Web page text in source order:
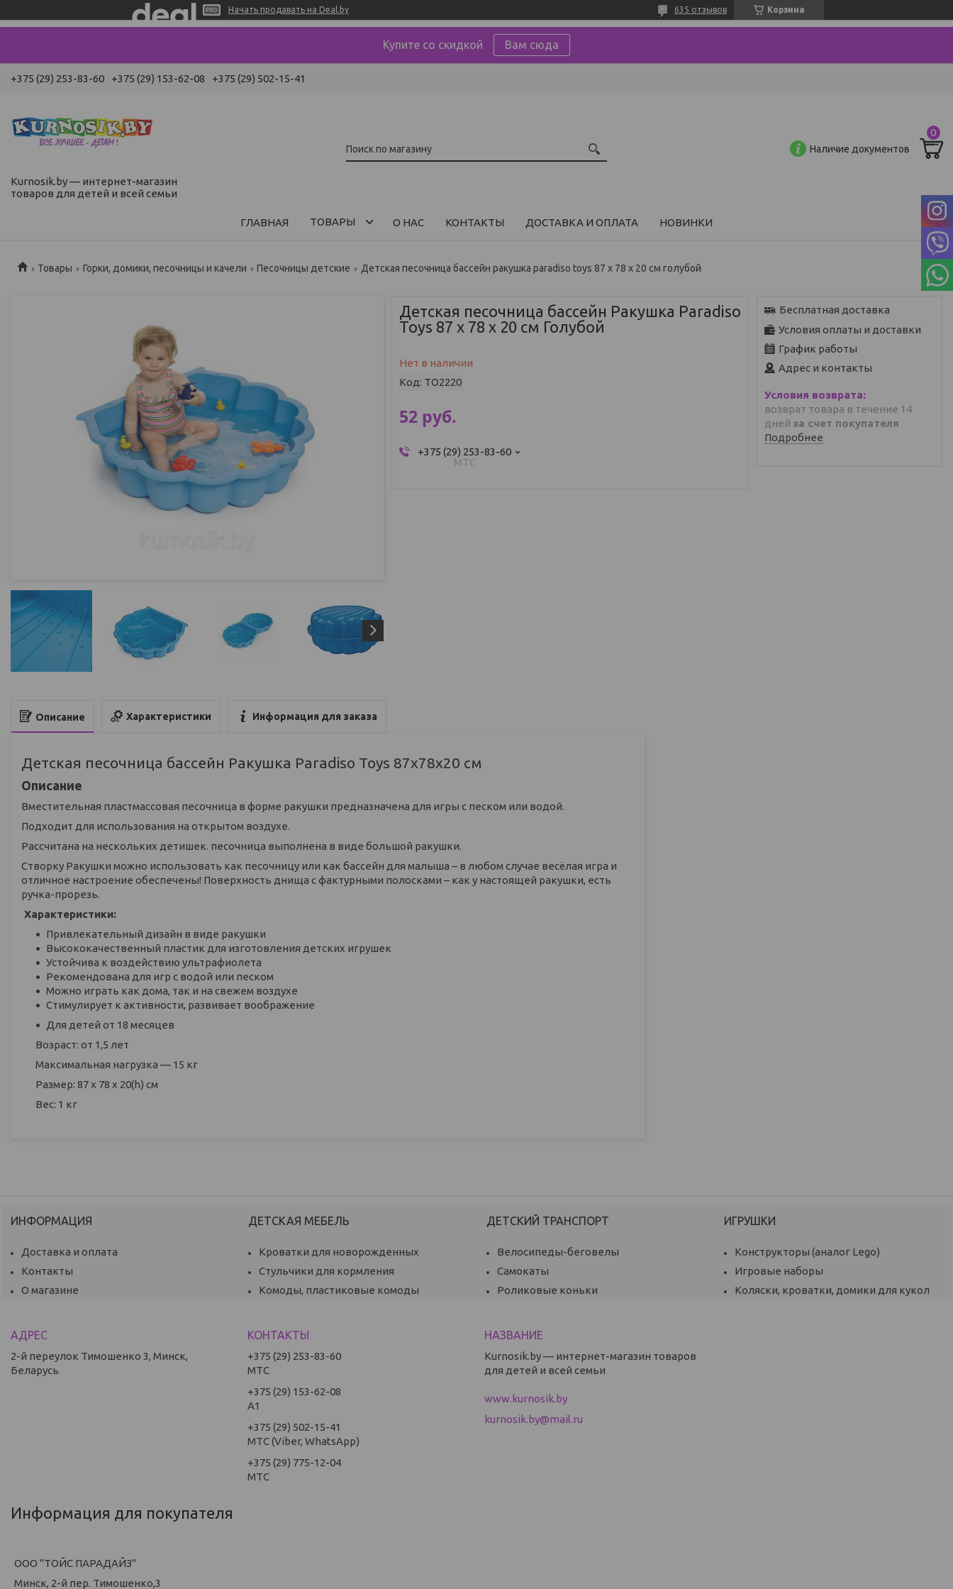
Начать продавать на Deal.by Корзина
635 отзывов
Купите со скидкой Вам сюда
+375 (29) 253-83-60 +375 (29) 153-62-08 +375 (29) 502-15-41
Kurnosik.by — интернет-магазин
товаров для детей и всей семьи
Наличие документов
ГЛАВНАЯ ТОВАРЫ О НАС КОНТАКТЫ ДОСТАВКА И ОПЛАТА НОВИНКИ
Товары Горки, домики, песочницы и качели Песочницы детские Детская песочница бассейн ракушка paradiso toys 87 x 78 x 20 см голубой
Детская песочница бассейн Ракушка Paradiso
Toys 87 x 78 x 20 см Голубой
Нет в наличии
Код: TO2220
52 руб.
+375 (29) 253-83-60
МТС
Бесплатная доставка
Условия оплаты и доставки
График работы
Адрес и контакты
возврат товара в течение 14
дней за счет покупателя
Подробнее
Описание Характеристики Информация для заказа
Детская песочница бассейн Ракушка Paradiso Toys 87х78х20 см
Описание
Вместительная пластмассовая песочница в форме ракушки предназначена для игры с песком или водой.
Подходит для использования на открытом воздухе.
Рассчитана на нескольких детишек. песочница выполнена в виде большой ракушки.
Створку Ракушки можно использовать как песочницу или как бассейн для малыша – в любом случае весёлая игра и
отличное настроение обеспечены! Поверхность днища с фактурными полосками – как у настоящей ракушки, есть
ручка-прорезь.
Характеристики:
Привлекательный дизайн в виде ракушки
Высококачественный пластик для изготовления детских игрушек
Устойчива к воздействию ультрафиолета
Рекомендована для игр с водой или песком
Можно играть как дома, так и на свежем воздухе
Стимулирует к активности, развивает воображение
Для детей от 18 месяцев
Возраст: от 1,5 лет
Максимальная нагрузка — 15 кг
Размер: 87 x 78 x 20(h) см
Вес: 1 кг
ИНФОРМАЦИЯ
Доставка и оплата
Контакты
О магазине
ДЕТСКАЯ МЕБЕЛЬ
Кроватки для новорожденных
Стульчики для кормления
Комоды, пластиковые комоды
ДЕТСКИЙ ТРАНСПОРТ
Велосипеды-беговелы
Самокаты
Роликовые коньки
ИГРУШКИ
Конструкторы (аналог Lego)
Игровые наборы
Коляски, кроватки, домики для кукол
2-й переулок Тимошенко 3, Минск,
Беларусь
+375 (29) 253-83-60
МТС
+375 (29) 153-62-08
А1
+375 (29) 502-15-41
МТС (Viber, WhatsApp)
+375 (29) 775-12-04
МТС
Kurnosik.by — интернет-магазин товаров
для детей и всей семьи
www.kurnosik.by
kurnosik.by@mail.ru
Информация для покупателя
ООО "ТОЙС ПАРАДАЙЗ"
Минск, 2-й пер. Тимошенко,3